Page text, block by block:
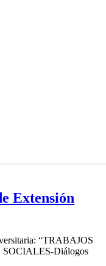
Extensión
“TRABAJOS
Diálogos